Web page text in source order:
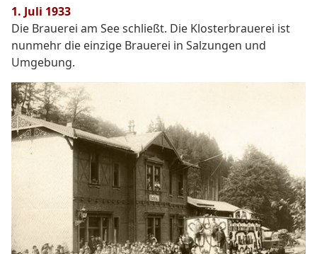
1. Juli 1933
Die Brauerei am See schließt. Die Klosterbrauerei ist
nunmehr die einzige Brauerei in Salzungen und
Umgebung.